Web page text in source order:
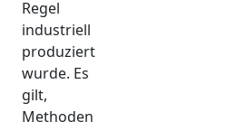
Regel
industriell
produziert
wurde. Es
gilt,
Methoden